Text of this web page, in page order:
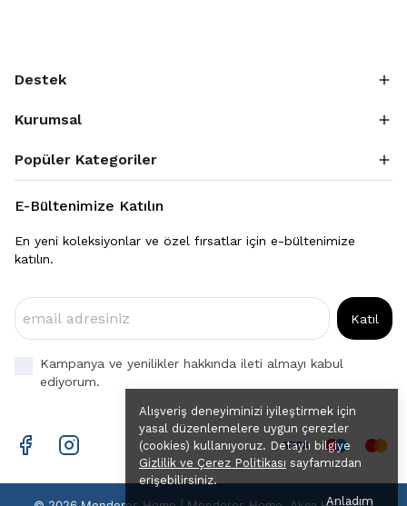
Alışveriş deneyiminizi iyileştirmek için
yasal düzenlemelere uygun çerezler
(cookies) kullanıyoruz. Detaylı bilgiye
Gizlilik ve Çerez Politikası sayfamızdan
erişebilirsiniz.
Anladım
Destek
Kurumsal
Popüler Kategoriler
E-Bültenimize Katılın
En yeni koleksiyonlar ve özel fırsatlar için e-bültenimize
katılın.
Katıl
Kampanya ve yenilikler hakkında ileti almayı kabul
ediyorum.